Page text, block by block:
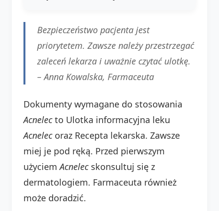
Bezpieczeństwo pacjenta jest
priorytetem. Zawsze należy przestrzegać
zaleceń lekarza i uważnie czytać ulotkę.
–Anna Kowalska, Farmaceuta
Dokumenty wymagane do stosowania
Acnelecto Ulotka informacyjna leku
Acnelecoraz Recepta lekarska. Zawsze
miej je pod ręką. Przed pierwszym
użyciemAcnelecskonsultuj się z
dermatologiem. Farmaceuta również
może doradzić.